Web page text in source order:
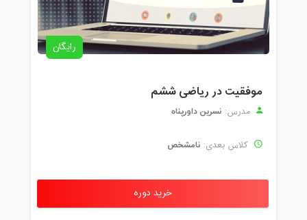
رایگان
موفقیت در ریاضی ششم
مدرس: نسرین داورپناه
کلاس بعدی: نامشخص
خرید دوره